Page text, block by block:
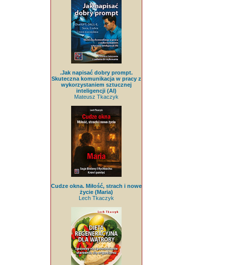
.Jak napisać dobry prompt.
Skuteczna komunikacja w pracy z
wykorzystaniem sztucznej
inteligencji (AI)
Mateusz Tkaczyk
Cudze okna. Miłość, strach i nowe
życie (Maria)
Lech Tkaczyk